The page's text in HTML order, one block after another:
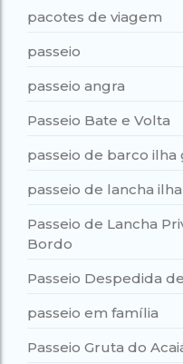
pacotes de viagem
passeio
passeio angra
Passeio Bate e Volta
passeio de barco ilha
passeio de lancha
Passeio de Lancha
Bordo
Passeio Despedida
passeio em família
Passeio Gruta do